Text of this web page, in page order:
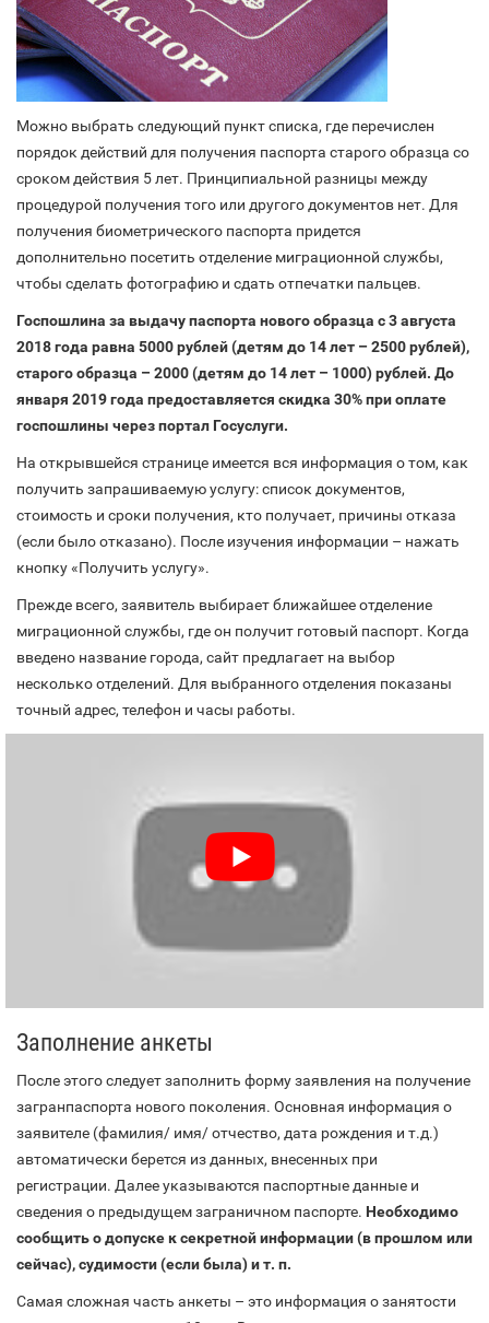
Можно выбрать следующий пункт списка, где перечислен
порядок действий для получения паспорта старого образца со
сроком действия 5 лет. Принципиальной разницы между
процедурой получения того или другого документов нет. Для
получения биометрического паспорта придется
дополнительно посетить отделение миграционной службы,
чтобы сделать фотографию и сдать отпечатки пальцев.
Госпошлина за выдачу паспорта нового образца с 3 августа
2018 года равна 5000 рублей (детям до 14 лет – 2500 рублей),
старого образца – 2000 (детям до 14 лет – 1000) рублей. До
января 2019 года предоставляется скидка 30% при оплате
госпошлины через портал Госуслуги.
На открывшейся странице имеется вся информация о том, как
получить запрашиваемую услугу: список документов,
стоимость и сроки получения, кто получает, причины отказа
(если было отказано). После изучения информации – нажать
кнопку «Получить услугу».
Прежде всего, заявитель выбирает ближайшее отделение
миграционной службы, где он получит готовый паспорт. Когда
введено название города, сайт предлагает на выбор
несколько отделений. Для выбранного отделения показаны
точный адрес, телефон и часы работы.
Заполнение анкеты
После этого следует заполнить форму заявления на получение
загранпаспорта нового поколения. Основная информация о
заявителе (фамилия/ имя/ отчество, дата рождения и т.д.)
автоматически берется из данных, внесенных при
регистрации. Далее указываются паспортные данные и
сведения о предыдущем заграничном паспорте. Необходимо
сообщить о допуске к секретной информации (в прошлом или
сейчас), судимости (если была) и т. п.
Самая сложная часть анкеты – это информация о занятости